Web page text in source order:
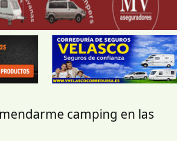
camping en las